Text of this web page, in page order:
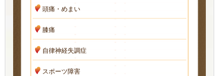
頭痛・めまい
膝痛
自律神経失調症
スポーツ障害